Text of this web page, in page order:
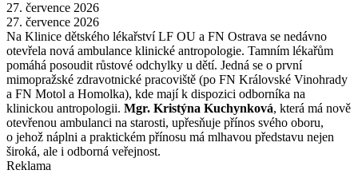
27. července 2026
27. července 2026
Na Klinice dětského lékařství LF OU a FN Ostrava se nedávno
otevřela nová ambulance klinické antropologie. Tamním lékařům
pomáhá posoudit růstové odchylky u dětí. Jedná se o první
mimopražské zdravotnické pracoviště (po FN Královské Vinohrady
a FN Motol a Homolka), kde mají k dispozici odborníka na
klinickou antropologii. Mgr. Kristýna Kuchynková, která má nově
otevřenou ambulanci na starosti, upřesňuje přínos svého oboru,
o jehož náplni a praktickém přínosu má mlhavou představu nejen
široká, ale i odborná veřejnost.
Reklama